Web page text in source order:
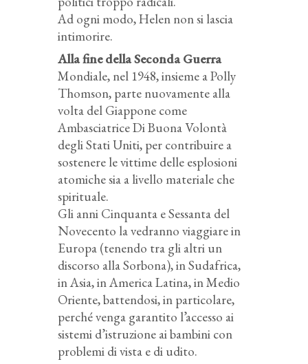
Ad ogni modo, Helen non si lascia
intimorire.
Alla fine della Seconda Guerra
Mondiale, nel 1948, insieme a Polly
Thomson, parte nuovamente alla
volta del Giappone come
Ambasciatrice Di Buona Volontà
degli Stati Uniti, per contribuire a
sostenere le vittime delle esplosioni
atomiche sia a livello materiale che
spirituale.
Gli anni Cinquanta e Sessanta del
Novecento la vedranno viaggiare in
Europa (tenendo tra gli altri un
discorso alla Sorbona), in Sudafrica,
in Asia, in America Latina, in Medio
Oriente, battendosi, in particolare,
perché venga garantito l’accesso ai
sistemi d’istruzione ai bambini con
problemi di vista e di udito.